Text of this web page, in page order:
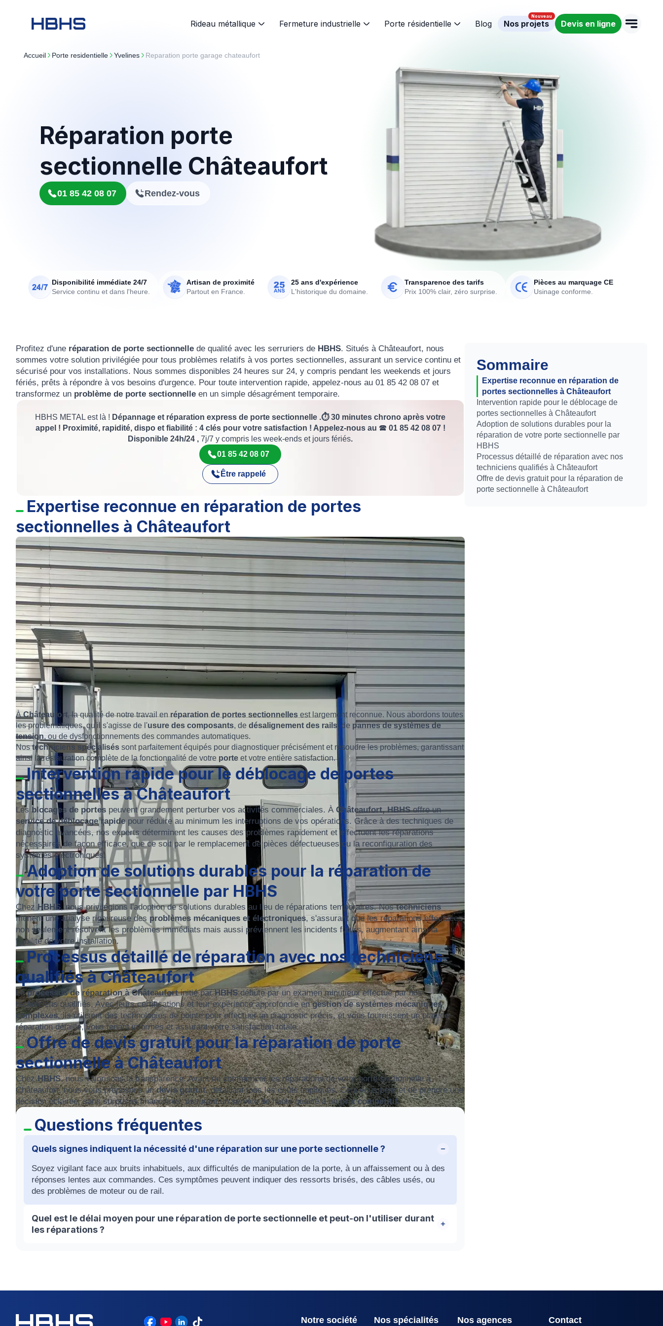
Rideau métallique Fermeture industrielle Porte résidentielle Blog Nos projets Devis en ligne
Accueil porte residentielle yvelines Reparation porte garage chateaufort
Réparation porte
sectionnelle Châteaufort
01 85 42 08 07 Rendez-vous
Disponibilité immédiate 24/7
Service continu et dans l'heure.
Artisan de proximité
Partout en France.
25 ans d'expérience
L'historique du domaine.
Transparence des tarifs
Prix 100% clair, zéro surprise.
Pièces au marquage CE
Usinage conforme.
Sommaire
Expertise reconnue en réparation de
portes sectionnelles à Châteaufort
Intervention rapide pour le déblocage de
portes sectionnelles à Châteaufort
Adoption de solutions durables pour la
réparation de votre porte sectionnelle par
HBHS
Processus détaillé de réparation avec nos
techniciens qualifiés à Châteaufort
Offre de devis gratuit pour la réparation de
porte sectionnelle à Châteaufort
Profitez d'une réparation de porte sectionnelle de qualité avec les serruriers de HBHS. Situés à Châteaufort, nous
sommes votre solution privilégiée pour tous problèmes relatifs à vos portes sectionnelles, assurant un service continu et
sécurisé pour vos installations. Nous sommes disponibles 24 heures sur 24, y compris pendant les weekends et jours
fériés, prêts à répondre à vos besoins d'urgence. Pour toute intervention rapide, appelez-nous au 01 85 42 08 07 et
transformez un problème de porte sectionnelle en un simple désagrément temporaire.
HBHS METAL est là ! Dépannage et réparation express de porte sectionnelle .⏱️ 30 minutes chrono après votre
appel ! Proximité, rapidité, dispo et fiabilité : 4 clés pour votre satisfaction ! Appelez-nous au 🕿 01 85 42 08 07 !
Disponible 24h/24 , 7j/7 y compris les week-ends et jours fériés.
01 85 42 08 07
Être rappelé
Expertise reconnue en réparation de portes
sectionnelles à Châteaufort
ÀChâteaufort, la qualité de notre travail enréparation de portes sectionnelles est largement reconnue. Nous abordons toutes
les problématiques, qu'il s'agisse de l'usure des composants, de désalignement des rails, de pannes de systèmes de
tension, ou de dysfonctionnements des commandes automatiques.
Nostechniciens spécialisés sont parfaitement équipés pour diagnostiquer précisément et résoudre les problèmes, garantissant
ainsi la restauration complète de la fonctionnalité de votre porte et votre entière satisfaction.
Intervention rapide pour le déblocage de portes
sectionnelles à Châteaufort
Lesblocages de portes peuvent grandement perturber vos activités commerciales. À Châteaufort, HBHSoffre un
service de déblocage rapidepour réduire au minimum les interruptions de vos opérations. Grâce à des techniques de
diagnostic avancées, nos experts déterminent les causes des problèmes rapidement et effectuent les réparations
nécessaires de façon efficace, que ce soit par le remplacement de pièces défectueuses ou la reconfiguration des
systèmes électroniques.
Adoption de solutions durables pour la réparation de
votre porte sectionnelle par HBHS
Chez HBHS, nous privilégions l'adoption de solutions durables au lieu de réparations temporaires. Nostechniciens
mènent une analyse rigoureuse des problèmes mécaniques et électroniques, s'assurant que les réparations effectuées
non seulement résolvent les problèmes immédiats mais aussi préviennent les incidents futurs, augmentant ainsi la
fiabilité de votre installation.
Processus détaillé de réparation avec nos techniciens
qualifiés à Châteaufort
Leprocessus de réparation à Châteaufortinitié parHBHSdébute par un examen minutieux effectué par nos
techniciens qualifiés. Avec leurs certifications et leur expérience approfondie engestion de systèmes mécaniques
complexes, ils utilisent des technologies de pointe pour effectuer un diagnostic précis, et vous fournissent un plan de
réparation détaillé, vous tenant informés et assurant votre satisfaction totale.
Offre de devis gratuit pour la réparation de porte
sectionnelle à Châteaufort
ChezHBHS, nous valorisons la transparence. Avant de commencer les réparations de votre porte sectionnelle à
Châteaufort, nous vous proposons undevis gratuit, détaillant tous les coûts impliqués. Cela vous permet de prendre une
décision éclairée, sans surprises financières, assurant un service de haute qualité à unprix compétitif.
Questions fréquentes
Quels signes indiquent la nécessité d'une réparation sur une porte sectionnelle ?
Soyez vigilant face aux bruits inhabituels, aux difficultés de manipulation de la porte, à un affaissement ou à des
réponses lentes aux commandes. Ces symptômes peuvent indiquer des ressorts brisés, des câbles usés, ou
des problèmes de moteur ou de rail.
Quel est le délai moyen pour une réparation de porte sectionnelle et peut-on l'utiliser durant
les réparations ?
Notre société Nos spécialités Nos agences Contact